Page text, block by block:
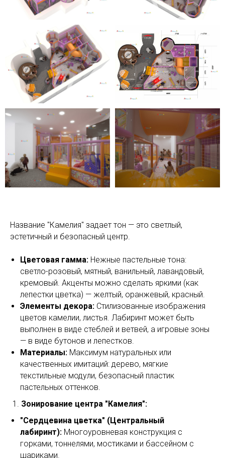
Название "Камелия" задает тон — это светлый,
эстетичный и безопасный центр.
Цветовая гамма: Нежные пастельные тона:
светло-розовый, мятный, ванильный, лавандовый,
кремовый. Акценты можно сделать яркими (как
лепестки цветка) — желтый, оранжевый, красный.
Элементы декора: Стилизованные изображения
цветов камелии, листья. Лабиринт может быть
выполнен в виде стеблей и ветвей, а игровые зоны
— в виде бутонов и лепестков.
Материалы: Максимум натуральных или
качественных имитаций: дерево, мягкие
текстильные модули, безопасный пластик
пастельных оттенков.
Зонирование центра "Камелия":
"Сердцевина цветка" (Центральный
лабиринт): Многоуровневая конструкция с
горками, тоннелями, мостиками и бассейном с
шариками.